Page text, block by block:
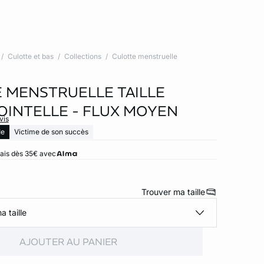
Culotte et bas Collections Culotte menstruelle
MENSTRUELLE TAILLE
- FLUX MOYEN
Victime de son succès
dès 35€ avec
Trouver ma taille
taille
AJOUTER AU PANIER